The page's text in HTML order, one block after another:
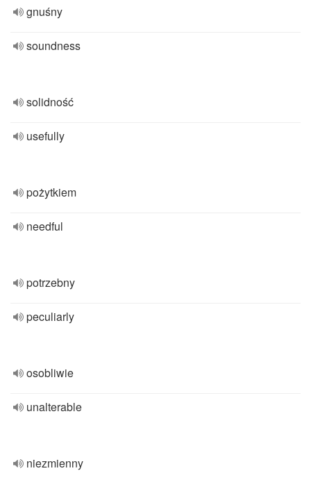
gnuśny
soundness
solidność
usefully
pożytkiem
needful
potrzebny
peculiarly
osobliwie
unalterable
niezmienny